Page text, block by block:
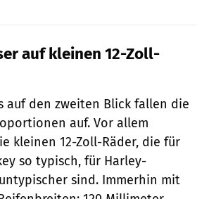
auf kleinen 12-Zoll-
auf den zweiten Blick fallen die
auf. Vor allem
kleinen 12-Zoll-Räder, die für
so typisch, für Harley-
sind. Immerhin mit